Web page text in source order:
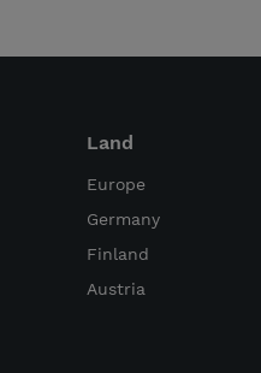
Land
Europe
Germany
Finland
Austria